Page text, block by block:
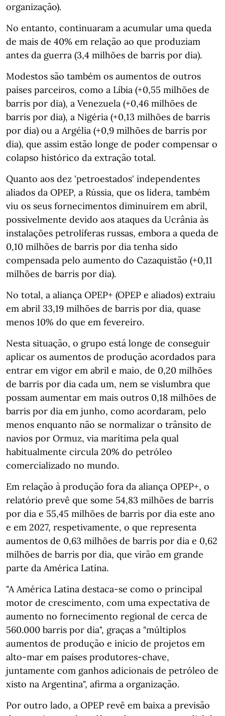
organização).
No entanto, continuaram a acumular uma queda
de mais de 40% em relação ao que produziam
antes da guerra (3,4 milhões de barris por dia).
Modestos são também os aumentos de outros
países parceiros, como a Líbia (+0,55 milhões de
barris por dia), a Venezuela (+0,46 milhões de
barris por dia), a Nigéria (+0,13 milhões de barris
por dia) ou a Argélia (+0,9 milhões de barris por
dia), que assim estão longe de poder compensar o
colapso histórico da extração total.
Quanto aos dez 'petroestados' independentes
aliados da OPEP, a Rússia, que os lidera, também
viu os seus fornecimentos diminuírem em abril,
possivelmente devido aos ataques da Ucrânia às
instalações petrolíferas russas, embora a queda de
0,10 milhões de barris por dia tenha sido
compensada pelo aumento do Cazaquistão (+0,11
milhões de barris por dia).
No total, a aliança OPEP+ (OPEP e aliados) extraiu
em abril 33,19 milhões de barris por dia, quase
menos 10% do que em fevereiro.
Nesta situação, o grupo está longe de conseguir
aplicar os aumentos de produção acordados para
entrar em vigor em abril e maio, de 0,20 milhões
de barris por dia cada um, nem se vislumbra que
possam aumentar em mais outros 0,18 milhões de
barris por dia em junho, como acordaram, pelo
menos enquanto não se normalizar o trânsito de
navios por Ormuz, via marítima pela qual
habitualmente circula 20% do petróleo
comercializado no mundo.
Em relação à produção fora da aliança OPEP+, o
relatório prevê que some 54,83 milhões de barris
por dia e 55,45 milhões de barris por dia este ano
e em 2027, respetivamente, o que representa
aumentos de 0,63 milhões de barris por dia e 0,62
milhões de barris por dia, que virão em grande
parte da América Latina.
"A América Latina destaca-se como o principal
motor de crescimento, com uma expectativa de
aumento no fornecimento regional de cerca de
560.000 barris por dia", graças a "múltiplos
aumentos de produção e início de projetos em
alto-mar em países produtores-chave,
juntamente com ganhos adicionais de petróleo de
xisto na Argentina", afirma a organização.
Por outro lado, a OPEP revê em baixa a previsão